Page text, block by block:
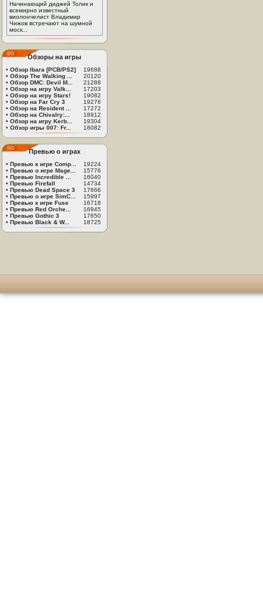
Начинающий диджей Толик и
всемирно известный
виолончелист Владимир
Чижов встречают на шумной
моск...
Обзоры на игры
• Обзор Ibara [PCB/PS2]
19688
• Обзор The Walking ...
20120
• Обзор DMC: Devil M...
21288
• Обзор на игру Valk...
17203
• Обзор на игру Stars!
19082
• Обзор на Far Cry 3
19276
• Обзор на Resident ...
17272
• Обзор на Chivalry:...
18912
• Обзор на игру Kerb...
19304
• Обзор игры 007: Fr... 18082
Превью о играх
• Превью к игре Comp...
19224
• Превью о игре Mage...
15776
• Превью Incredible ...
16040
• Превью Firefall
14734
• Превью Dead Space 3
17666
• Превью о игре SimC...
15997
• Превью к игре Fuse
16718
• Превью Red Orche...
16945
• Превью Gothic 3
17650
• Превью Black & W... 18725